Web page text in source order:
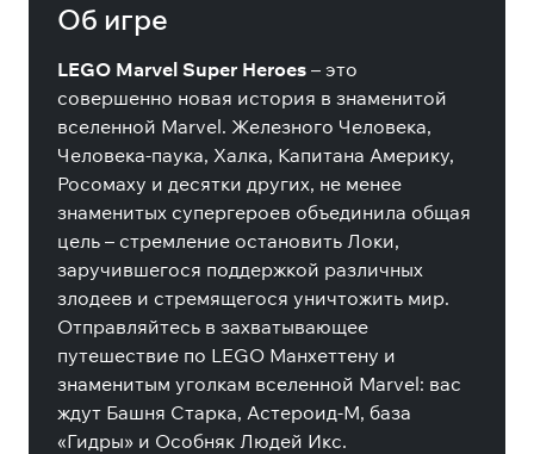
Об игре
LEGO Marvel Super Heroes – это
совершенно новая история в знаменитой
вселенной Marvel. Железного Человека,
Человека-паука, Халка, Капитана Америку,
Росомаху и десятки других, не менее
знаменитых супергероев объединила общая
цель – стремление остановить Локи,
заручившегося поддержкой различных
злодеев и стремящегося уничтожить мир.
Отправляйтесь в захватывающее
путешествие по LEGO Манхеттену и
знаменитым уголкам вселенной Marvel: вас
ждут Башня Старка, Астероид-М, база
«Гидры» и Особняк Людей Икс.